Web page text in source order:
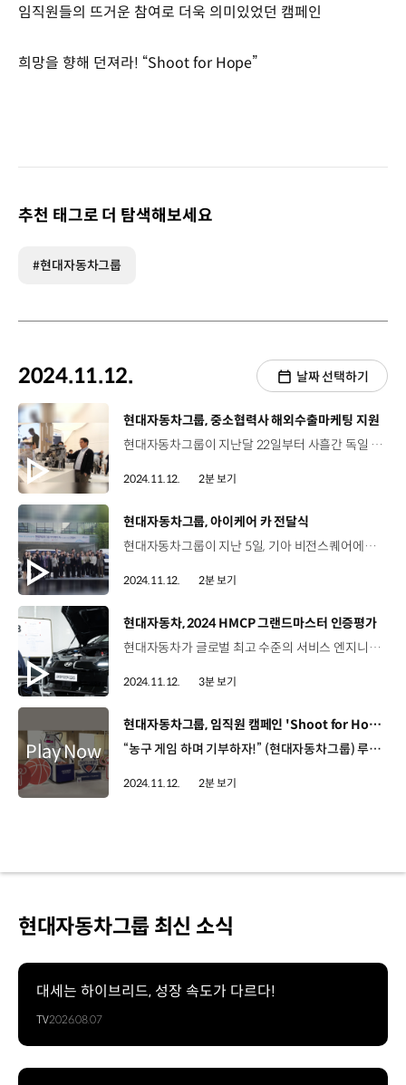
임직원들의 뜨거운 참여로 더욱 의미있었던 캠페인
희망을 향해 던져라! “Shoot for Hope”
추천 태그로 더 탐색해보세요
#현대자동차그룹
2024.11.12. 날짜 선택하기
[동영상]
현대자동차그룹, 중소협력사 해외수출마케팅 지원
현대자동차그룹이 지난달 22일부터 사흘간 독일 볼프스부르크에서 열린 IZB 전시회에 20여개 중소협력사와 함께 공동 전시관을 구축하며 협력사의 글로벌 판로 확대를 지원했습니다. IZB는 독일 폭스바겐사가 주최하고 연간 5만 명 이상이 참관하는 대규모 자동차 부품 전시회인데요. 폭스바겐 등 독일 주요 OEM 및 1차 바이어들이 참석한 가운데 현대자동차그룹은 19개 협력사들과 함께 활발한 제품과 기술 상담을 진행했습니다. 이기영 책임매니저 / 현대자동차·기아 PCO현대자동차그룹 해외 수출 마케팅 지원 사업은 2018년부터 진행된 대표적인 상생협력 프로그램으로 현대자동차, 기아, 현대모비스의 출연 및 중소기업부의 지원을 바탕으로 진행되고 있습니다. 고강수 매니저 / 현대자동차·기아 중소협력사 상생지원팀이번 독일 IZB 전시회 참여가 협력사의 유럽시장 신규 판로 개척 및 부품 경쟁력 강화로 이어지길 기대합니다. 오원현 협력사 대표 / 세인아이엔디독일에 와서 많은 바이어들을 만나고 협력하고 얘기하는 과정에서 정말 글로벌 시장이 얼마나 크고 또 다양한 품질을 요구하는지를 깨닫게 됐고요. 현대자동차의 위상과 또 저희 협력사들의 위상도 많이 높아졌다는 걸 느끼게 됐습니다. 슈프링어 디르크 / 폭스바겐 스페셜리스트Springer Dirk / Volkswagen Specialist현대자동차그룹의 주최로 한국의 기업들을 만날 수 있어 매우 흥미롭습니다. 전시회에서 정보 공유의 장을 마련해 주셔서 감사 인사를 전하고 싶습니다. 현대자동차그룹은 앞으로도 다양한 상생협력 프로그램을 통해 협력사들의 글로벌 경쟁력 강화와 동반성장을 적극 지원할 계획입니다.
2024.11.12. 2분 보기
[동영상]
현대자동차그룹, 아이케어 카 전달식
현대자동차그룹이 지난 5일, 기아 비전스퀘어에서 학대피해아동의 심리상담을 지원하기 위한 ‘아이케어 카 전달식’을 가졌습니다. 현대자동차그룹은 이날 행사를 통해 ‘아이케어 카’ 총 15대를 전달했는데요 현장 상담원들의 의견을 반영해 대면 상담이 가능한 회전 시트, 상담 테이블, 조명 장치 등을 추가해 차량에서 심리상담을 할 수 있도록 제작했습니다. 상담원들은 평소 상담 공간 등의 인프라가 부족한 지역에 찾아가 상담하기가 어려웠는데, 아이케어 카를 통해 상담 업무의 효율을 높이고 아동들도 편안하고 쾌적한 환경에서 상담에 집중할 것으로 기대하고 있습니다. 또한, 현대자동차그룹의 신기술을 활용해 상담사들의 업무 효율을 높일 수 있도록 지원하고 있는데요. 현대모비스는 학대피해아동의 심리상태 파악을 위한 ‘뇌파 기반 스트레스 측정 기술’을 개발했고, 현대오토에버는 상담 내용을 인식해 텍스트로 변환하는 ‘AI음성인식 상담지원’ 기술을 개발해 적용했습니다. 현대자동차그룹은 아이케어 카 전달과 더불어 학대피해아동 쉼터의 리모델링을 지원하는 ‘아이케어 홈’과 아동보호전문기관 상담원의 힐링과 역량강화를 위한 ‘아이케어 업’ 사업 등을 통해 꾸준한 지원을 이어갈 계획입니다.
2024.11.12. 2분 보기
[동영상]
현대자동차, 2024 HMCP 그랜드마스터 인증평가
현대자동차가 글로벌 최고 수준의 서비스 엔지니어 양성을 위한 ‘2024 그랜드마스터 인증평가’를 실시했습니다. 그랜드마스터 인증평가는 현대자동차가 서비스 엔지니어들의 기술력 향상과 자부심 함양을 목적으로 지난 2012년부터 진행해 온 우수 엔지니어 평가 프로그램인데요, 현대자동차는 서비스 기술 인증 프로그램인 HMCP를 바탕으로 기술 역량 수준에 따라 총 4개 등급으로 엔지니어를 구분하며, 부문별 평가에서 일정 점수 이상을 획득한 최우수 엔지니어에게는 4단계 중 최고 등급인 ‘그랜드마스터’가 주어집니다. 김지수 책임매니저 / 현대자동차 하이테크인재육성팀우수 정비 기술 인재 육성과 서비스 경쟁력 강화를 위해 기술인증제도 HMCP를 시행하고 있습니다. 근본 평가를 통해 새롭게 선발된 최상위 자격의 그랜드 마스터는 전문적인 하이테크 기술력과 고객서비스를 바탕으로 고객에게 인정받는 최고의 서비스를 제공할 것입니다. 올해 그랜드마스터 인증 평가에는 전국 직영 하이테크 센터 엔지니어 79명과 블루핸즈 승용부문 엔지니어 486명이 참가한 가운데, 1차 필기시험을 합격한 28명*을 대상으로 지난달 29일과 31일, 이틀간 현대자동차 천안 글로벌 러닝센터에서 2차 실기 평가가 진행됐습니다. 승용 부문 실기 평가에서는 전기차, 내연기관과 하이브리드, 바디전장, 섀시/ADAS 진단, 총 4개 항목에서 전문성을 종합적으로 평가한 결과 최종 5명의 엔지니어가 그랜드마스터로 선발됐습니다. 강병현 그랜드마스터·서비스엔지니어 / 현대자동차 하이테크서비스팀최고 레벨 수준의 인증평가 도전에 대해 자부심을 가지고 근무할 것이며, 선배 동료 엔지니어와 함께 기술력 향상과 블루핸즈의 서비스 기술력 향상을 위해 지원과 노력을 함께 할 것입니다. 그랜드마스터로 선발된 엔지니어들에게는 최고 기술 전문가 자격을 증명하는 인증서와 메달, 인증현판, 명패, 유니폼 패치 등이 제공되는데요. 이는 블루핸즈 고객 라운지 등에 부착돼 서비스 품질에 대한 고객 신뢰도를 높일 수 있을 것으로 기대됩니다. 한편 승용 부문 평가에 이어 상용 부문 그랜드 마스터 인증 평가는 오는 19일부터 사흘간 진행되는데요. 엔진과 전기, 섀시, 서술형 평가 등 각 영역에서 전문성을 두루 갖춘 서비스 전문가를 선발할 예정입니다.
2024.11.12. 3분 보기
[동영상]
현대자동차그룹, 임직원 캠페인 'Shoot for Hope' 진행
“농구 게임 하며 기부하자!” (현대자동차그룹) 루게릭요양병원에 기부하는 임직원 캠페인 “Shoot for Hope” (10/28 ~ 11/8, 2주간) 28개 그룹사 대상 온라인 모금 7개사 10개 사업장 대상 오프라인 자유투 이벤트 진행 현대자동차 양재(동관), 현대건설 본사(계동), 현대글로비스 본사(성수), 현대모비스 마북연구소 현대모비스 본사(역삼), 현대엔지니어링 본사(계동), 현대제철 판교오피스, 현대자동차 울산공장, 현대자동차 전주공장 윤다경 매니저 / 현대자동차·기아 지속경영기획팀지난 9월 작고하신 승일희망재단의 공동대표 고 박승일 님은 (예전) KIA 농구단 선수이자 현대모비스 농구단의 코치셨습니다. 현대자동차그룹의 가족이자 농구 선수였던 고 박승일 님을 기억하기 위해서 이번 캠페인 주제를 농구로 선정했습니다. 그를 기억하며, 누구나 참여할 수 있게 마련된 농구 게임 “던져, 던져!” 자유투 한 골 당, 1,000원의 기부금 적립! 총 모금액 : 150,263,790원 / 개인 기부 금액 : 85,250,790원/ 회사 기부 금액 : 65,013,000원 (65,013골 적립) 이대표 매니저 / 현대자동차·기아 스마트시티솔루션추진Cell 누구나 쉽게 할 수 있는 농구 자유투를 소재로 해 주셔서 팀원분들과 함께 진짜 재미있게 참여했습니다. 그리고 이번 기회를 통해 루게릭병과 환우분들이 겪는 고통에 대해서도 조금이나마 더 알아가고 작은 기부를 통해 의미 있는 사업에 참여할 수 있어서 정말 뜻깊은 캠페인이라고 생각합니다 루게릭 환우들의 희망인 국내 최초 루게릭요양병원에 전달 예정 임직원들의 뜨거운 참여로 더욱 의미있었던 캠페인 희망을 향해 던져라! “Shoot for Hope”
2024.11.12. 2분 보기
현대자동차그룹 최신 소식
대세는 하이브리드, 성장 속도가 다르다!
TV2026.08.07